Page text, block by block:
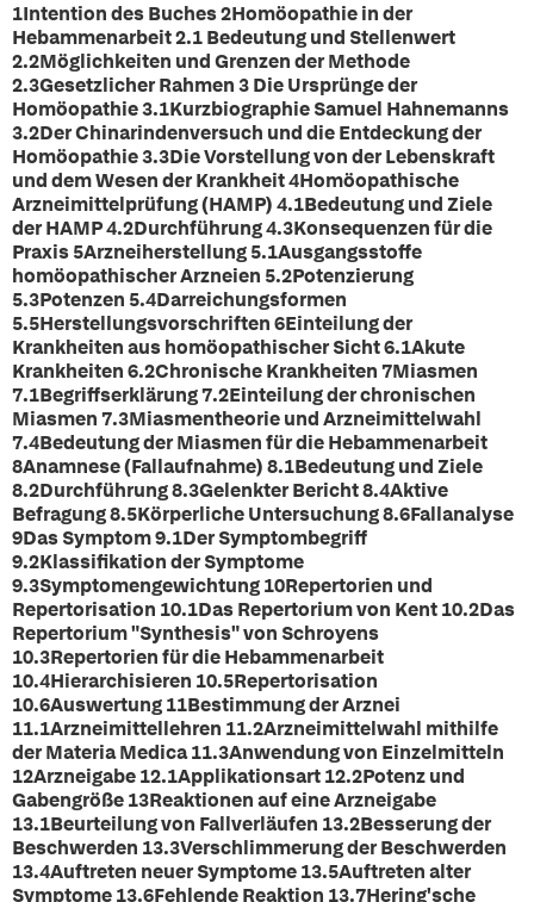
1Intention des Buches2Homöopathie in der
Hebammenarbeit2.1 Bedeutung und Stellenwert
2.2Möglichkeiten und Grenzen der Methode
2.3Gesetzlicher Rahmen3 Die Ursprünge der
Homöopathie3.1Kurzbiographie Samuel Hahnemanns
3.2Der Chinarindenversuch und die Entdeckung der
Homöopathie 3.3Die Vorstellung von der Lebenskraft
und dem Wesen der Krankheit4Homöopathische
Arzneimittelprüfung (HAMP)4.1Bedeutung und Ziele
der HAMP 4.2Durchführung 4.3Konsequenzen für die
Praxis5Arzneiherstellung5.1Ausgangsstoffe
homöopathischer Arzneien 5.2Potenzierung
5.3Potenzen 5.4Darreichungsformen
5.5Herstellungsvorschriften6Einteilung der
Krankheiten aus homöopathischer Sicht6.1Akute
Krankheiten 6.2Chronische Krankheiten7Miasmen
7.1Begriffserklärung 7.2Einteilung der chronischen
Miasmen 7.3Miasmentheorie und Arzneimittelwahl
7.4Bedeutung der Miasmen für die Hebammenarbeit
8Anamnese (Fallaufnahme)8.1Bedeutung und Ziele
8.2Durchführung 8.3Gelenkter Bericht 8.4Aktive
Befragung 8.5Körperliche Untersuchung 8.6Fallanalyse
9Das Symptom9.1Der Symptombegriff
9.2Klassifikation der Symptome
9.3Symptomengewichtung10Repertorien und
Repertorisation 10.1Das Repertorium von Kent 10.2Das
Repertorium "Synthesis" von Schroyens
10.3Repertorien für die Hebammenarbeit
10.4Hierarchisieren 10.5Repertorisation
10.6Auswertung11Bestimmung der Arznei
11.1Arzneimittellehren 11.2Arzneimittelwahl mithilfe
der Materia Medica 11.3Anwendung von Einzelmitteln
12Arzneigabe12.1Applikationsart 12.2Potenz und
Gabengröße13Reaktionen auf eine Arzneigabe
13.1Beurteilung von Fallverläufen 13.2Besserung der
Beschwerden 13.3Verschlimmerung der Beschwerden
13.4Auftreten neuer Symptome 13.5Auftreten alter
Symptome 13.6Fehlende Reaktion 13.7Hering'sche